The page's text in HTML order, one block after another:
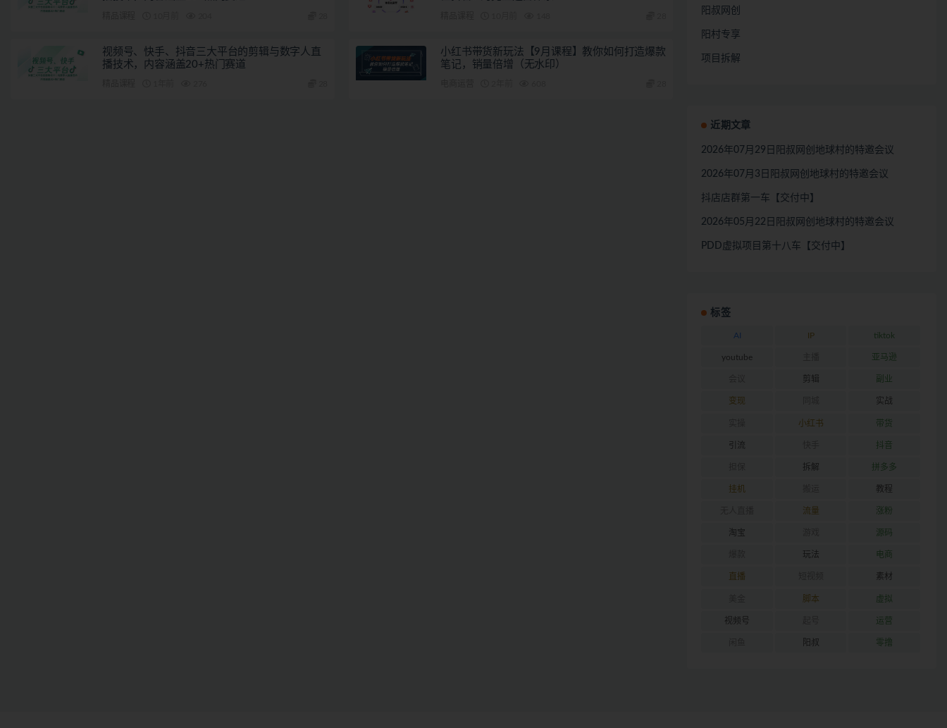
视频号、快手、抖音三大平台的剪辑与数字人直
播技术，内容涵盖20+热门赛道
小红书带货新玩法【9月课程】教你如何打造爆款
笔记，销量倍增（无水印）
阳叔网创
阳村专享
项目拆解
近期文章
2026年07月29日阳叔网创地球村的特邀会议
2026年07月3日阳叔网创地球村的特邀会议
抖店店群第一车【交付中】
2026年05月22日阳叔网创地球村的特邀会议
PDD虚拟项目第十八车【交付中】
标签
AI IP tiktok
youtube 亚马逊
剪辑 副业
变现 实战
小红书 带货
引流 抖音
拆解 拼多多
挂机 教程
流量 涨粉
淘宝 源码
玩法 电商
直播 素材
脚本 虚拟
视频号 运营
阳叔 零撸